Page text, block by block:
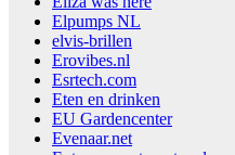
Elpumps NL
elvis-brillen
Erovibes.nl
Esrtech.com
Eten en drinken
EU Gardencenter
Evenaar.net